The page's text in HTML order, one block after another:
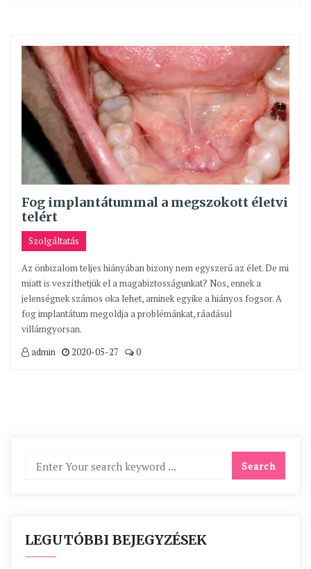
Fog implantátummal a megszokott életvi
telért
Szolgáltatás
Az önbizalom teljes hiányában bizony nem egyszerű az élet. De mi
miatt is veszíthetjük el a magabiztosságunkat? Nos, ennek a
jelenségnek számos oka lehet, aminek egyike a hiányos fogsor. A
fog implantátum megoldja a problémánkat, ráadásul
villámgyorsan.
admin
2020-05-27 0
LEGUTÓBBI BEJEGYZÉSEK